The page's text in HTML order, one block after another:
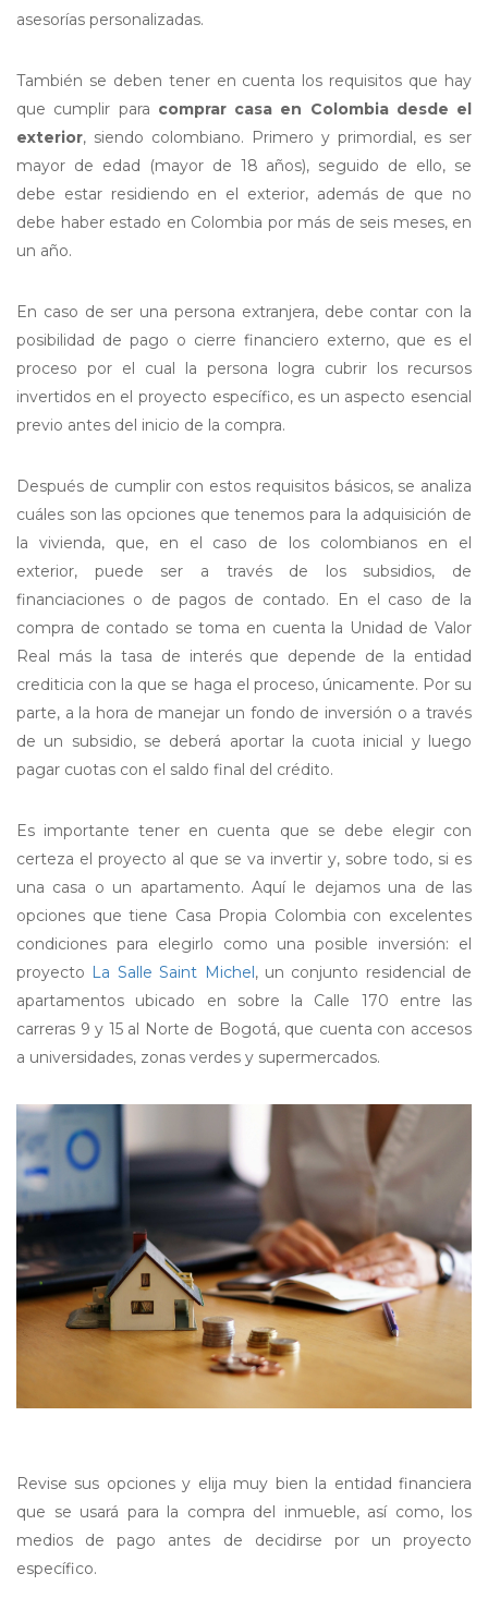
asesorías personalizadas.
También se deben tener en cuenta los requisitos que hay
que cumplir para comprar casa en Colombia desde el
exterior, siendo colombiano. Primero y primordial, es ser
mayor de edad (mayor de 18 años), seguido de ello, se
debe estar residiendo en el exterior, además de que no
debe haber estado en Colombia por más de seis meses, en
un año.
En caso de ser una persona extranjera, debe contar con la
posibilidad de pago o cierre financiero externo, que es el
proceso por el cual la persona logra cubrir los recursos
invertidos en el proyecto específico, es un aspecto esencial
previo antes del inicio de la compra.
Después de cumplir con estos requisitos básicos, se analiza
cuáles son las opciones que tenemos para la adquisición de
la vivienda, que, en el caso de los colombianos en el
exterior, puede ser a través de los subsidios, de
financiaciones o de pagos de contado. En el caso de la
compra de contado se toma en cuenta la Unidad de Valor
Real más la tasa de interés que depende de la entidad
crediticia con la que se haga el proceso, únicamente. Por su
parte, a la hora de manejar un fondo de inversión o a través
de un subsidio, se deberá aportar la cuota inicial y luego
pagar cuotas con el saldo final del crédito.
Es importante tener en cuenta que se debe elegir con
certeza el proyecto al que se va invertir y, sobre todo, si es
una casa o un apartamento. Aquí le dejamos una de las
opciones que tiene Casa Propia Colombia con excelentes
condiciones para elegirlo como una posible inversión: el
proyecto La Salle Saint Michel, un conjunto residencial de
apartamentos ubicado en sobre la Calle 170 entre las
carreras 9 y 15 al Norte de Bogotá, que cuenta con accesos
a universidades, zonas verdes y supermercados.
Revise sus opciones y elija muy bien la entidad financiera
que se usará para la compra del inmueble, así como, los
medios de pago antes de decidirse por un proyecto
específico.